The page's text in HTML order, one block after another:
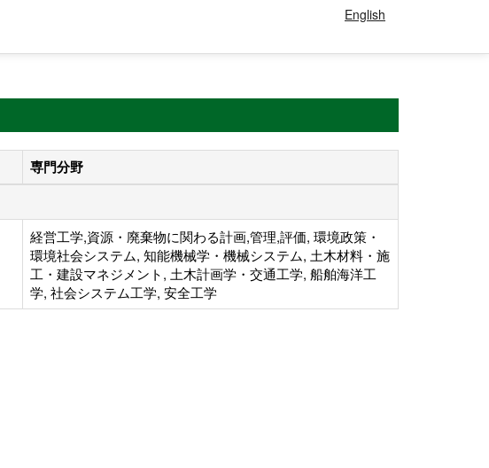
English
専門分野
経営工学,資源・廃棄物に関わる計画,管理,評価, 環境政策・
環境社会システム, 知能機械学・機械システム, 土木材料・施
工・建設マネジメント, 土木計画学・交通工学, 船舶海洋工
学, 社会システム工学, 安全工学